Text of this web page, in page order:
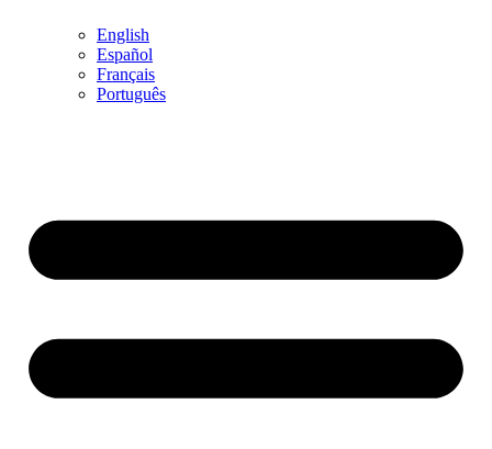
English
Español
Français
Português